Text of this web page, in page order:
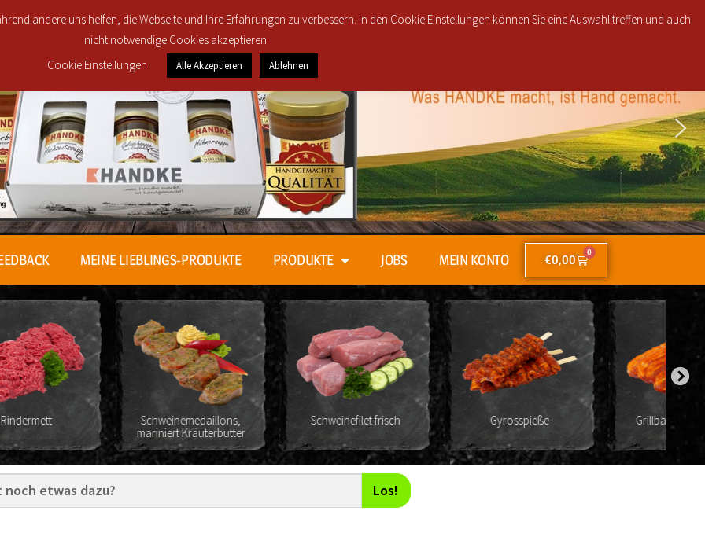
MEINE LIEBLINGS-PRODUKTE PRODUKTE JOBS MEIN KONTO €0,00
0
Schweinemedaillons,
mariniert Kräuterbutter
Schweinefilet frisch Gyrosspieße Grillbauch, mariniert
Los!
andere uns helfen, die Webseite und Ihre Erfahrungen zu verbessern. In den Cookie Einstellungen können Sie eine Auswahl treffen und auch
nicht notwendige Cookies akzeptieren.
Cookie Einstellungen
Alle Akzeptieren Ablehnen